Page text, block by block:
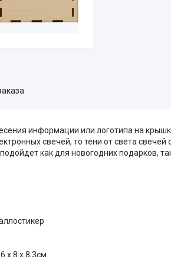
информации или логотипа на
свечей, то тени от света свечей
как для новогодних подарков,
х 8 х 8,3см